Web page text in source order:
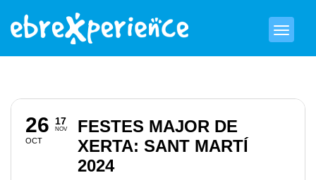
26
OCT
17
NOV
FESTES MAJOR DE
XERTA: SANT MARTÍ
2024